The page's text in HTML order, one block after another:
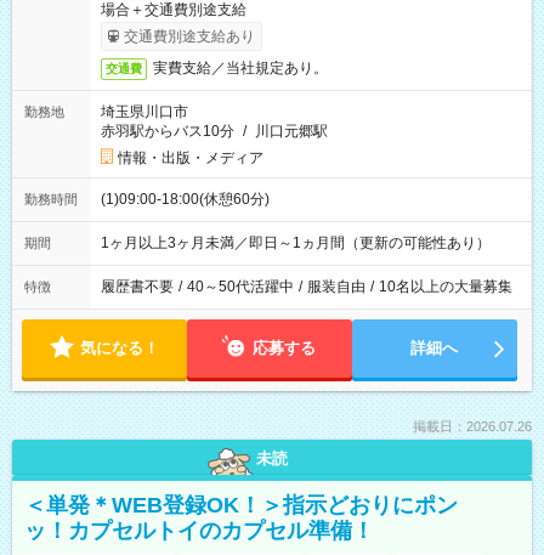
場合＋交通費別途支給
交通費別途支給あり
交通費 実費支給／当社規定あり。
勤務地
埼玉県川口市
赤羽駅からバス10分 / 川口元郷駅
情報・出版・メディア
勤務時間 (1)09:00-18:00(休憩60分)
期間 1ヶ月以上3ヶ月未満／即日～1ヵ月間（更新の可能性あり）
特徴 履歴書不要 / 40～50代活躍中 / 服装自由 / 10名以上の大量募集
気になる！ 応募する 詳細へ
掲載日：2026.07.26
未読
＜単発＊WEB登録OK！＞指示どおりにポン
ッ！カプセルトイのカプセル準備！